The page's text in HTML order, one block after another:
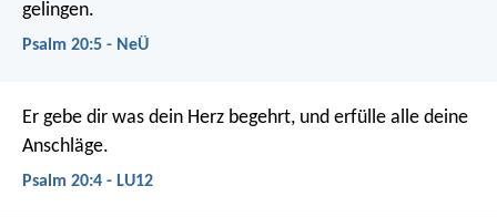
gelingen.
Psalm 20:5 - NeÜ
Er gebe dir was dein Herz begehrt, und erfülle alle deine
Anschläge.
Psalm 20:4 - LU12